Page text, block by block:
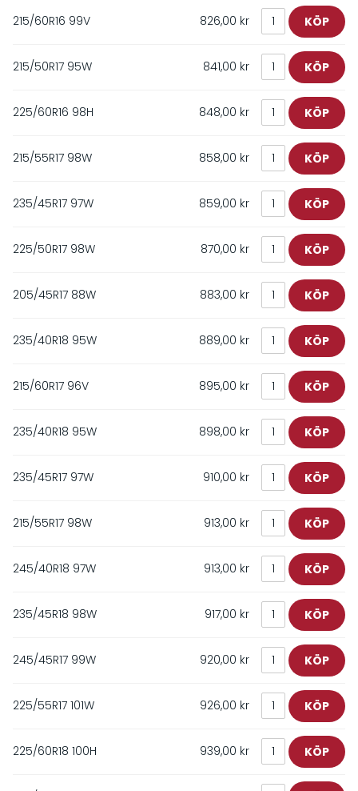
215/60R16 99V 826,00 kr
215/50R17 95W 841,00 kr
225/60R16 98H 848,00 kr
215/55R17 98W 858,00 kr
235/45R17 97W 859,00 kr
225/50R17 98W 870,00 kr
205/45R17 88W 883,00 kr
235/40R18 95W 889,00 kr
215/60R17 96V 895,00 kr
235/40R18 95W 898,00 kr
235/45R17 97W 910,00 kr
215/55R17 98W 913,00 kr
245/40R18 97W 913,00 kr
235/45R18 98W 917,00 kr
245/45R17 99W 920,00 kr
225/55R17 101W 926,00 kr
225/60R18 100H 939,00 kr